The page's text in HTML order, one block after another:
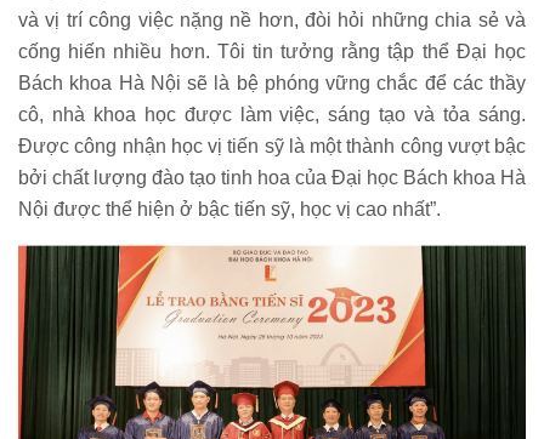
và vị trí công việc nặng nề hơn, đòi hỏi những chia sẻ và
cống hiến nhiều hơn. Tôi tin tưởng rằng tập thể Đại học
Bách khoa Hà Nội sẽ là bệ phóng vững chắc để các thầy
cô, nhà khoa học được làm việc, sáng tạo và tỏa sáng.
Được công nhận học vị tiến sỹ là một thành công vượt bậc
bởi chất lượng đào tạo tinh hoa của Đại học Bách khoa Hà
Nội được thể hiện ở bậc tiến sỹ, học vị cao nhất”.